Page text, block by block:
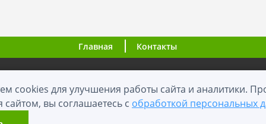
cookies для улучшения работы сайта и аналитики.
сайтом, вы соглашаетесь с обработкой персональных
Главная Контакты
ООО "ВНовостройке.ру"
2012 - 2026 0+
сайт носит информационный характер и не является публичной